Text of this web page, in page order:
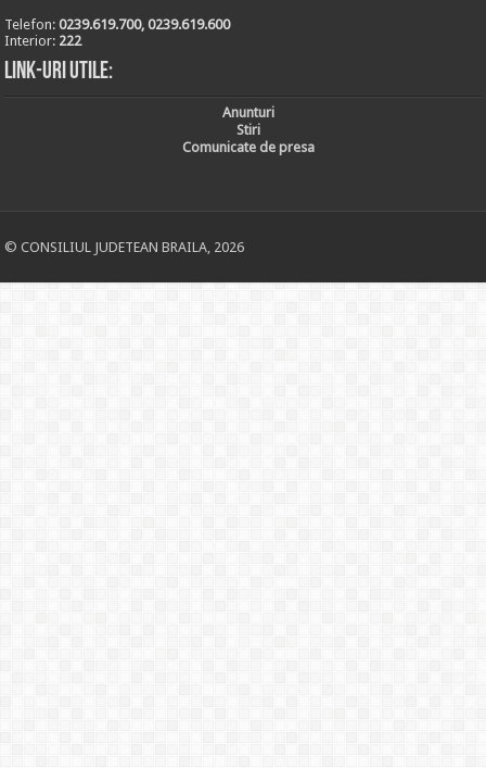
Telefon:0239.619.700, 0239.619.600
Interior: 222
Link-uri utile:
Anunturi
Stiri
Comunicate de presa
© CONSILIUL JUDETEAN BRAILA, 2026